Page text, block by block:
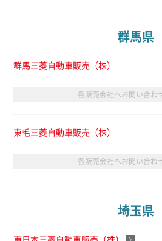
群馬県
群馬三菱自動車販売（株）
各販売会社へお問い合わ
東毛三菱自動車販売（株）
各販売会社へお問い合わ
埼玉県